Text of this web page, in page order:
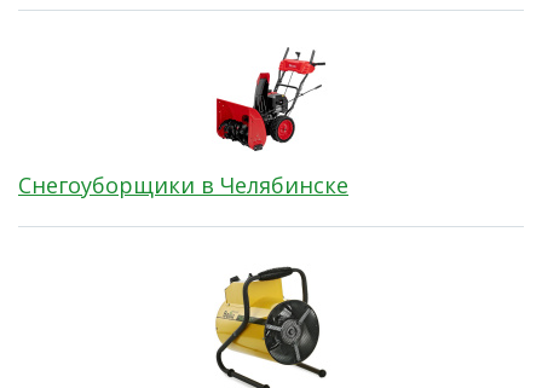
Снегоуборщики в Челябинске